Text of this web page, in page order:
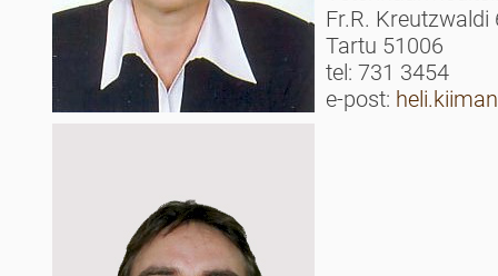
Fr.R. Kreutzwaldi
Tartu 51006
tel: 731 3454
e-post: